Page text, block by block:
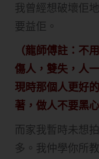
我曾經想破壞佢
要益佢。
（龍師傅註：不
傷人，雙失，人
現時那個人更好
著，做人不要黑心
而家我暫時未想
多。我仲學你所